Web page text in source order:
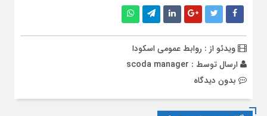
ویدئو از : روابط عمومی اسکودا
ارسال توسط : scoda manager
بدون دیدگاه